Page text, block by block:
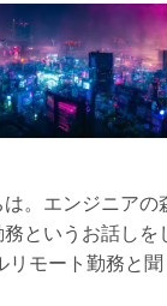
は。エンジニア
務というお話しを
リモート勤務と